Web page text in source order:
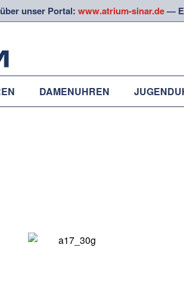
unser Portal: www.atrium-sinar.de—
DAMENUHREN